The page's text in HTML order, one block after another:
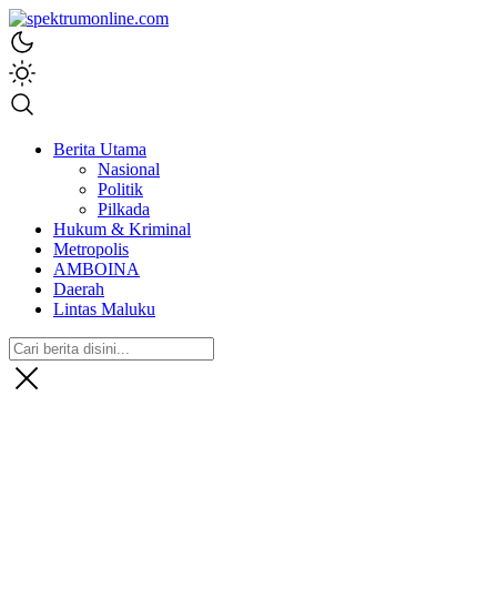
spektrumonline.com
Berita Utama
Nasional
Politik
Pilkada
Hukum & Kriminal
Metropolis
AMBOINA
Daerah
Lintas Maluku